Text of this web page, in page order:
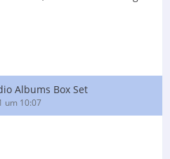
Albums Box Set
um 10:07